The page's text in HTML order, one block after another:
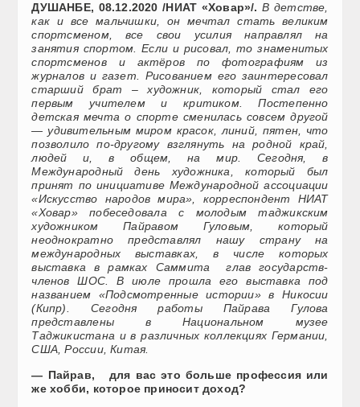
ДУШАНБЕ, 08.12.2020 /НИАТ «Ховар»/. В детстве,
как и все мальчишки, он мечтал стать великим
спортсменом, все свои усилия направлял на
занятия спортом. Если и рисовал, то знаменитых
спортсменов и актёров по фотографиям из
журналов и газет. Рисованием его заинтересовал
старший брат – художник, который стал его
первым учителем и критиком. Постепенно
детская мечта о спорте сменилась совсем другой
— удивительным миром красок, линий, пятен, что
позволило по-другому взглянуть на родной край,
людей и, в общем, на мир. Сегодня, в
Международный день художника, который был
принят по инициативе Международной ассоциации
«Искусство народов мира», корреспондент НИАТ
«Ховар» побеседовала с молодым таджикским
художником Пайравом Гуловым, который
неоднократно представлял нашу страну на
международных выставках, в числе которых
выставка в рамках Саммита глав государств-
членов ШОС. В июле прошла его выставка под
названием «Подсмотренные истории» в Никосии
(Кипр). Сегодня работы Пайрава Гулова
представлены в Национальном музее
Таджикистана и в различных коллекциях Германии,
США, России, Китая.
— Пайрав, для вас это больше профессия или
же хобби, которое приносит доход?